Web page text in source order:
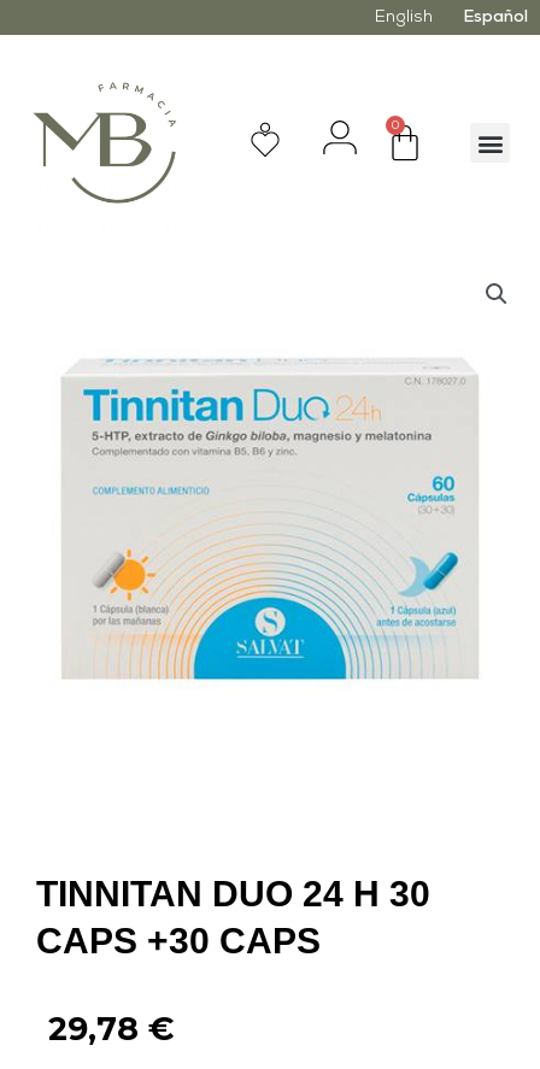
English Español
0
TINNITAN DUO 24 H 30
CAPS +30 CAPS
29,78 €